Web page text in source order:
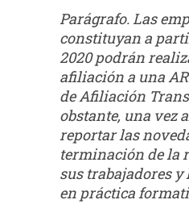
Parágrafo. Las
constituyan a
2020 podrán
afiliación a una
de Afiliación
obstante, una vez
reportar las
terminación dela
sus trabajadores y
en práctica